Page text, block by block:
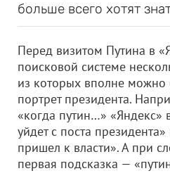
больше всего хотят
Перед визитом Путина в
поисковой системе
из которых вполне можно
портрет президента.
«когда путин…» «Яндекс»
уйдет с поста
пришел к власти». А при
первая подсказка —